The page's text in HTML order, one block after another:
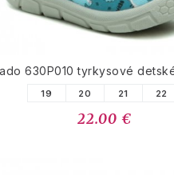
630P010 tyrkysové
19 20 21 22
22.00 €